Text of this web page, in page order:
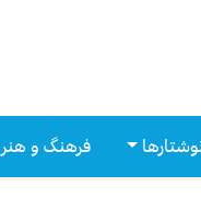
فرهنگ و هنر